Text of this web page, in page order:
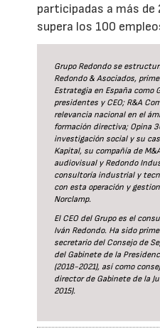
participadas a más
supera los 100
Grupo Redondo se
Redondo & Asociados,
Estrategia en España como
presidentes y CEO; R&A
relevancia nacional en el
formación directiva; Opina
investigación social y su
Kapital, su compañía de
audiovisual y Redondo
consultoría industrial y
con esta operación y
Norclamp.
El CEO del Grupo es el
Iván Redondo. Ha sido
secretario del Consejo de
del Gabinete de la
(2018-2021), así como
director de Gabinete de la
2015).